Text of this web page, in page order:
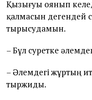
Қызығуы оянып
қалмасын дегендей
тырысудамын.
– Бұл суретке
– Әлемдегі жұртың
тыржиды.